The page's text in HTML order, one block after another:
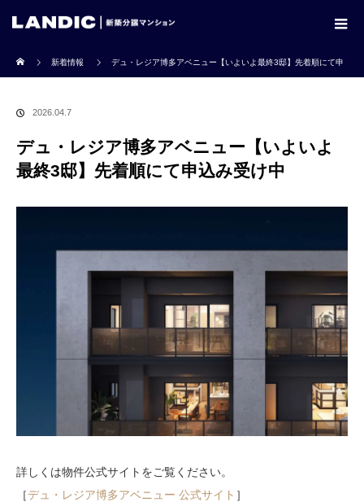
新着情報
デュ・レジア博多アベニュー【いよいよ最終3邸】先着順にて申
2026.04.7
デュ・レジア博多アベニュー【いよいよ
最終3邸】先着順にて申込み受け中
詳しくは物件公式サイトをご覧ください。
［デュ・レジア博多アベニュー 公式サイト ］